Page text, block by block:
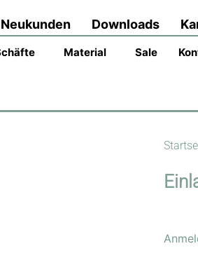
Neukunden Downloads
Material Sale